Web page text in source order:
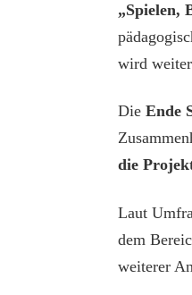
„Spielen,
wird
Die Ende
die
Laut
dem
weiterer